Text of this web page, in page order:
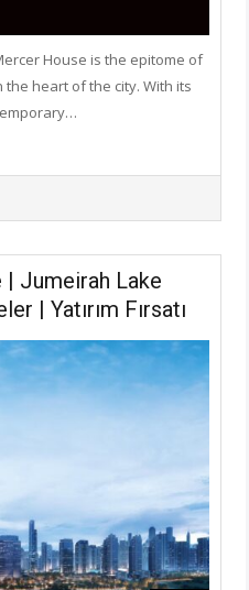
Mercer House is the epitome of
heart of the city. With its
| Jumeirah Lake
| Yatırım Fırsatı